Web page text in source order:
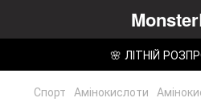
🌸 ЛІТНІЙ
Спорт Амінокислоти